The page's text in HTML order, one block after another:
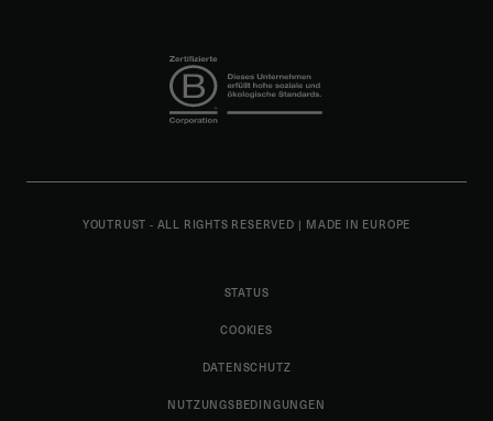
YOUTRUST - ALL RIGHTS RESERVED | MADE IN EUROPE
STATUS
COOKIES
DATENSCHUTZ
NUTZUNGSBEDINGUNGEN